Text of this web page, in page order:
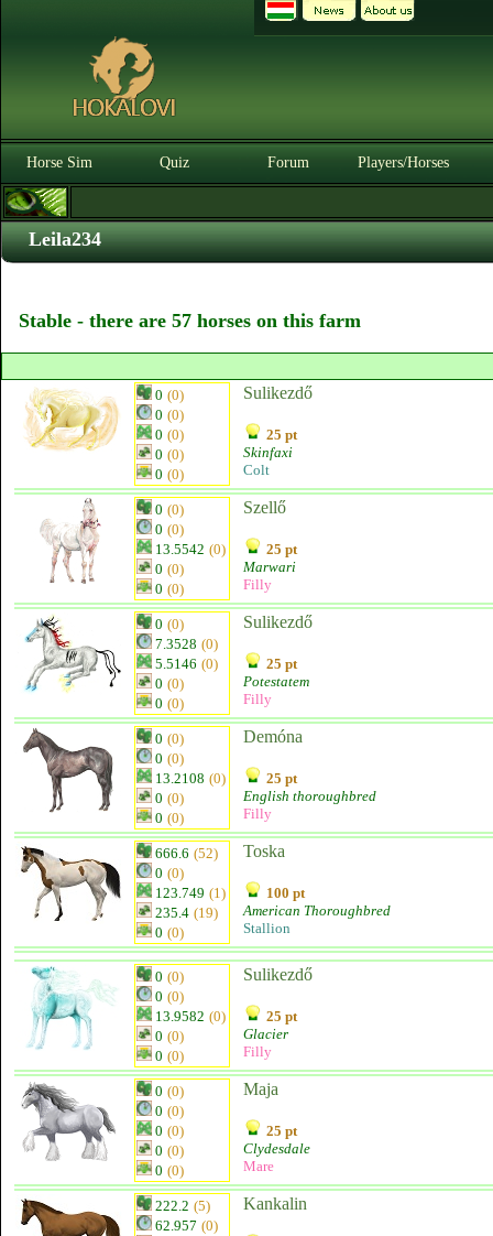
Horse Sim Quiz Forum Players/Horses
Leila234
Stable - there are 57 horses on this farm
0 (0)
0 (0)
0 (0)
0 (0)
0 (0)
Sulikezdő
25 pt
Skinfaxi
Colt
0 (0)
0 (0)
13.5542 (0)
0 (0)
0 (0)
Szellő
25 pt
Marwari
Filly
0 (0)
7.3528 (0)
5.5146 (0)
0 (0)
0 (0)
Sulikezdő
25 pt
Potestatem
Filly
0 (0)
0 (0)
13.2108 (0)
0 (0)
0 (0)
Demóna
25 pt
English thoroughbred
Filly
666.6 (52)
0 (0)
123.749 (1)
235.4 (19)
0 (0)
Toska
100 pt
American Thoroughbred
Stallion
0 (0)
0 (0)
13.9582 (0)
0 (0)
0 (0)
Sulikezdő
25 pt
Glacier
Filly
0 (0)
0 (0)
0 (0)
0 (0)
0 (0)
Maja
25 pt
Clydesdale
Mare
222.2 (5)
62.957 (0)
Kankalin